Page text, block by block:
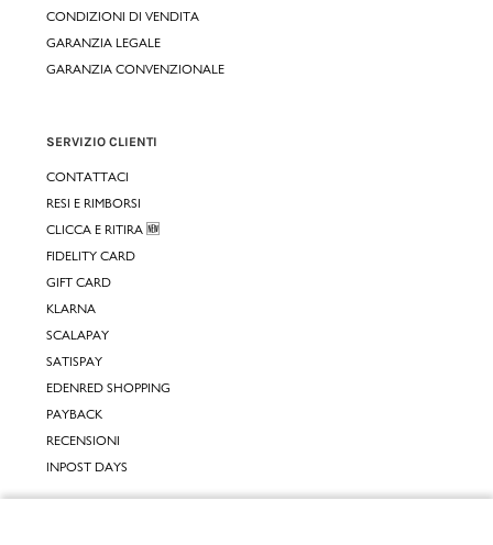
CONDIZIONI DI VENDITA
GARANZIA LEGALE
GARANZIA CONVENZIONALE
SERVIZIO CLIENTI
CONTATTACI
RESI E RIMBORSI
CLICCA E RITIRA 🆕
FIDELITY CARD
GIFT CARD
KLARNA
SCALAPAY
SATISPAY
EDENRED SHOPPING
PAYBACK
RECENSIONI
INPOST DAYS